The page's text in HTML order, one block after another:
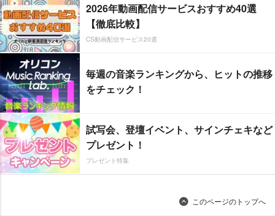
2026年動画配信サービスおすすめ40選
【徹底比較】
CS動画配信サービス20選
毎週の音楽ランキングから、ヒットの推移
をチェック！
試写会、登壇イベント、サインチェキなど
プレゼント！
プレゼント特集
このページのトップへ